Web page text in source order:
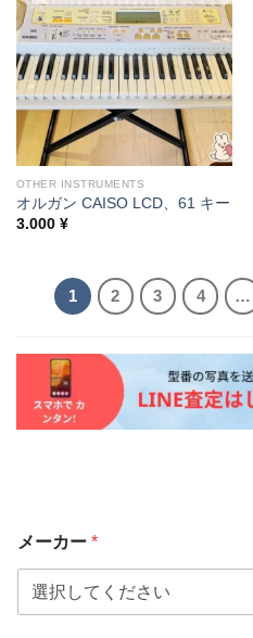
OTHER INSTRUMENTS
オルガン CAISO LCD、61 キー
3.000 ¥
1 2 3 4 …
メーカー *